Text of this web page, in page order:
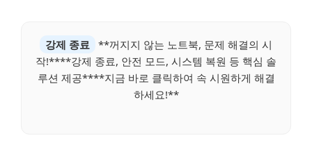
강제 종료
**꺼지지 않는 노트북, 문제 해결의 시
작!****강제 종료, 안전 모드, 시스템 복원 등 핵심 솔
루션 제공****지금 바로 클릭하여 속 시원하게 해결
하세요!**